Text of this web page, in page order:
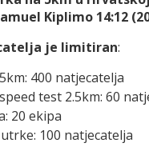
Kiplimo 14:12
je limitiran:
400 natjecatelja
test 2.5km: 60
20 ekipa
100 natjecatelja